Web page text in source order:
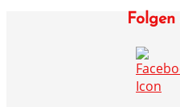
Folgen